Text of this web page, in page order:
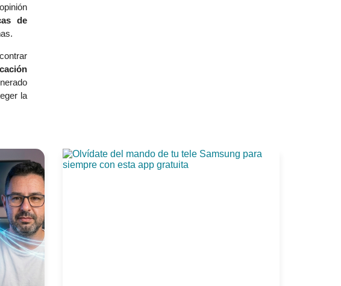
de
la